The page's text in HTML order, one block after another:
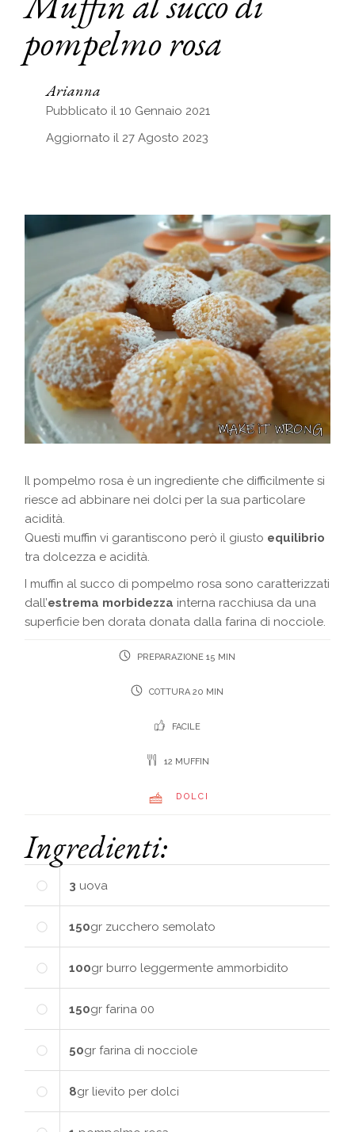
pompelmo rosa
Arianna
Pubblicato il 10 Gennaio 2021
Aggiornato il 27 Agosto 2023
Il pompelmo rosa è un ingrediente che difficilmente si
riesce ad abbinare nei dolci per la sua particolare
acidità.
Questi muffin vi garantiscono però il giusto equilibrio
tra dolcezza e acidità.
I muffin al succo di pompelmo rosa sono caratterizzati
dall’estrema morbidezza interna racchiusa da una
superficie ben dorata donata dalla farina di nocciole.
PREPARAZIONE 15 MIN
COTTURA 20 MIN
FACILE
12 MUFFIN
DOLCI
Ingredienti:
3 uova
150gr zucchero semolato
100gr burro leggermente ammorbidito
150gr farina 00
50gr farina di nocciole
8gr lievito per dolci